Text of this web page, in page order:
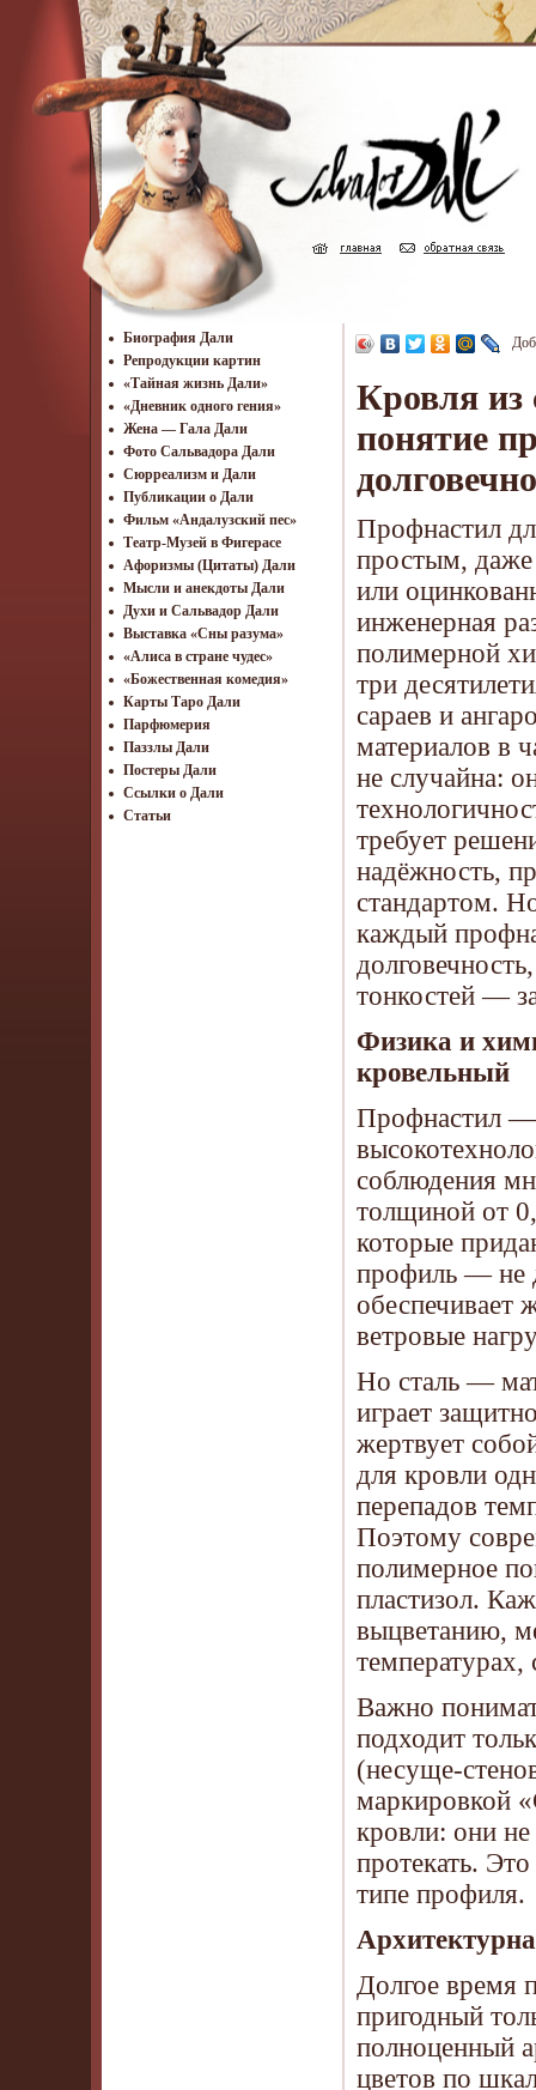
Биография Дали
Репродукции картин
«Тайная жизнь Дали»
«Дневник одного гения»
Жена — Гала Дали
Фото Сальвадора Дали
Cюрреализм и Дали
Публикации о Дали
Фильм «Андалузский пес»
Театр-Музей в Фигерасе
Афоризмы (Цитаты) Дали
Мысли и анекдоты Дали
Духи и Сальвадор Дали
Выставка «Сны разума»
«Алиса в стране чудес»
«Божественная комедия»
Карты Таро Дали
Парфюмерия
Паззлы Дали
Постеры Дали
Ссылки о Дали
Статьи
Кровля из
понятие
Профнастил
простым,
или
инженерная
полимерной
три
сараев и
материалов в
не случайна:
требует
надёжность,
стандартом.
каждый
тонкостей —
Физика и
кровельный
Профнастил —
соблюдения
толщиной от
которые
профиль — не
обеспечивает
ветровые
Но сталь —
играет
жертвует
для кровли
перепадов
Поэтому
полимерное
пластизол.
выцветанию,
Важно
подходит
(несуще-
маркировкой
кровли: они
протекать.
типе профиля.
Долгое время
пригодный
полноценный
цветов по